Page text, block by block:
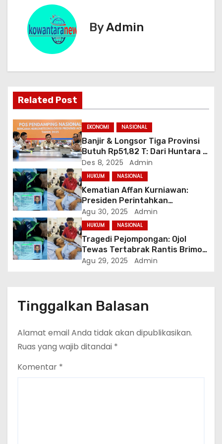
s
p
o
s
ByAdmin
Related Post
EKONOMI NASIONAL
Banjir & Longsor Tiga Provinsi
Butuh Rp51,82 T: Dari Huntara 6
Bulan hingga Relokasi
Permanen
Des 8, 2025 Admin
HUKUM NASIONAL
Kematian Affan Kurniawan:
Presiden Perintahkan
Pengusutan, Protes Publik
Meluas
Agu 30, 2025 Admin
HUKUM NASIONAL
Tragedi Pejompongan: Ojol
Tewas Tertabrak Rantis Brimob
di Tengah Unjuk Rasa Buruh
Agu 29, 2025 Admin
Tinggalkan Balasan
Alamat email Anda tidak akan dipublikasikan.
Ruas yang wajib ditandai *
Komentar *